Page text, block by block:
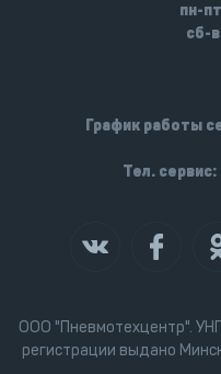
ООО "Пневмотехцентр".
регистрации выдано
пн-пт
сб-
График работы
Тел. сервис: